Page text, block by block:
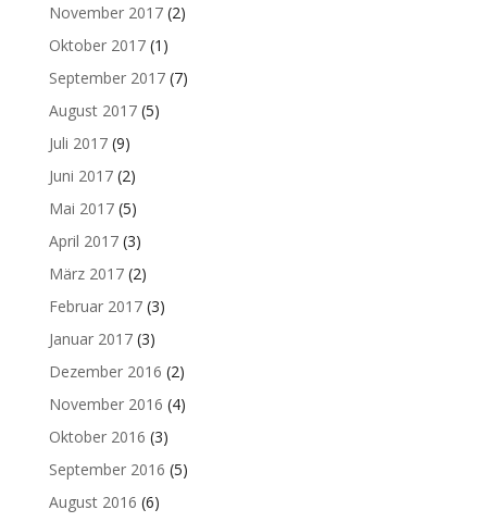
November 2017(2)
Oktober 2017(1)
September 2017(7)
August 2017(5)
Juli 2017(9)
Juni 2017(2)
Mai 2017(5)
April 2017(3)
März 2017(2)
Februar 2017(3)
Januar 2017(3)
Dezember 2016 (2)
November 2016 (4)
Oktober 2016 (3)
September 2016 (5)
August 2016 (6)